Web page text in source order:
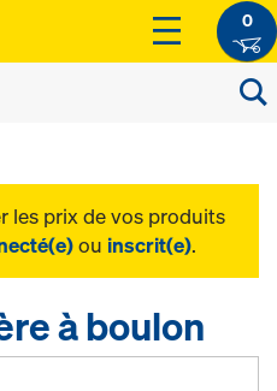
0
les prix de vos produits
ou inscrit(e).
à boulon